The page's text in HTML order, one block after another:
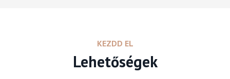
KEZDD EL
Lehetőségek